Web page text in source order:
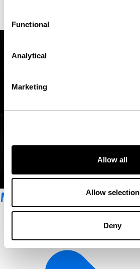
Functional
Analytical
Marketing
Allow all
Allow selection
Deny
MyAccount